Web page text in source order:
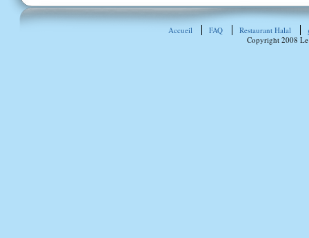
Accueil FAQ Restaurant Halal
Copyright 2008